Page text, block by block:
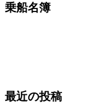
乗船名簿
最近の投稿